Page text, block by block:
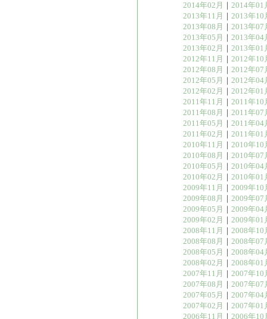
2014年02月
｜ 2014年01
2013年11月
｜ 2013年10
2013年08月
｜ 2013年07
2013年05月
｜ 2013年04
2013年02月
｜ 2013年01
2012年11月
｜ 2012年10
2012年08月
｜ 2012年07
2012年05月
｜ 2012年04
2012年02月
｜ 2012年01
2011年11月
｜ 2011年10
2011年08月
｜ 2011年07
2011年05月
｜ 2011年04
2011年02月
｜ 2011年01
2010年11月
｜ 2010年10
2010年08月
｜ 2010年07
2010年05月
｜ 2010年04
2010年02月
｜ 2010年01
2009年11月
｜ 2009年10
2009年08月
｜ 2009年07
2009年05月
｜ 2009年04
2009年02月
｜ 2009年01
2008年11月
｜ 2008年10
2008年08月
｜ 2008年07
2008年05月
｜ 2008年04
2008年02月
｜ 2008年01
2007年11月
｜ 2007年10
2007年08月
｜ 2007年07
2007年05月
｜ 2007年04
2007年02月
｜ 2007年01
2006年11月
｜ 2006年10